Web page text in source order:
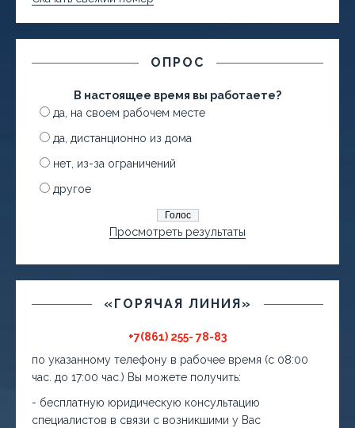
ОПРОС
В настоящее время вы работаете?
да, на своем рабочем месте
да, дистанционно из дома
нет, из-за ограничений
другое
Просмотреть результаты
«ГОРЯЧАЯ ЛИНИЯ»
+7(861) 255- 78-83
по указанному телефону в рабочее время (с 08:00
час. до 17:00 час.) Вы можете получить:
- бесплатную юридическую консультацию
специалистов в связи с возникшими у Вас